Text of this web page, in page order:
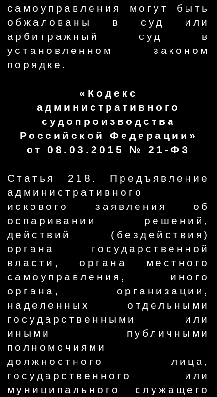
самоуправления могут быть
обжалованы в суд или
арбитражный суд в
установленном законом
порядке.
«Кодекс
административного
судопроизводства
Российской Федерации»
от 08.03.2015 № 21-ФЗ
Статья 218. Предъявление
административного
искового заявления об
оспаривании решений,
действий (бездействия)
органа государственной
власти, органа местного
самоуправления, иного
органа, организации,
наделенных отдельными
государственными или
иными публичными
полномочиями,
должностного лица,
государственного или
муниципального служащего